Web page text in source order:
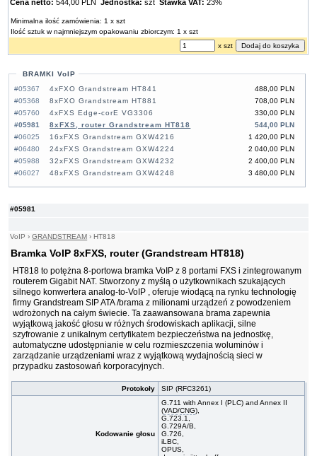
#05981
VoIP ›GRANDSTREAM ›HT818
Bramka VoIP 8xFXS, router (Grandstream HT818)
HT818 to potężna 8-portowa bramka VoIP z 8 portami FXS i zintegrowanym
routerem Gigabit NAT. Stworzony z myślą o użytkownikach szukających
silnego konwertera analog-to-VoIP , oferuje wiodącą na rynku technologię
firmy Grandstream SIP ATA /brama z milionami urządzeń z powodzeniem
wdrożonych na całym świecie. Ta zaawansowana brama zapewnia
wyjątkową jakość głosu w różnych środowiskach aplikacji, silne
szyfrowanie z unikalnym certyfikatem bezpieczeństwa na jednostkę,
automatyczne udostępnianie w celu rozmieszczenia woluminów i
zarządzanie urządzeniami wraz z wyjątkową wydajnością sieci w
przypadku zastosowań korporacyjnych.
Protokoły SIP (RFC3261)
Kodowanie głosu
G.711 with Annex I (PLC) and Annex II
(VAD/CNG),
G.723.1,
G.729A/B,
G.726,
iLBC,
OPUS,
Cena netto: 544,00 PLNJednostka: sztStawka VAT: 23%
Minimalna ilość zamówienia: 1 x szt
Ilość sztuk w najmniejszym opakowaniu zbiorczym: 1 x szt
x szt
BRAMKI VoIP
#05367
488,00 PLN
4xFXO Grandstream HT841
#05368
708,00 PLN
8xFXO Grandstream HT881
#05760
330,00 PLN
4xFXS Edge-corE VG3306
#05981
544,00 PLN
8xFXS, router Grandstream HT818
#06025
1 420,00 PLN
16xFXS Grandstream GXW4216
#06480
2 040,00 PLN
24xFXS Grandstream GXW4224
#05988
2 400,00 PLN
32xFXS Grandstream GXW4232
#06027
3 480,00 PLN
48xFXS Grandstream GXW4248